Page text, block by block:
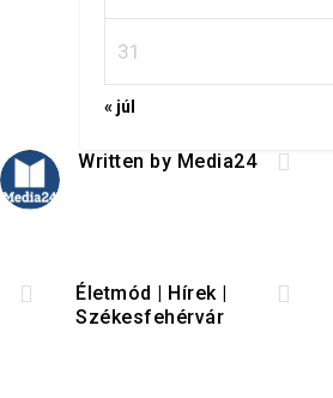
31
« júl
Written by Media24 
 Életmód | Hírek|
Székesfehérvár
